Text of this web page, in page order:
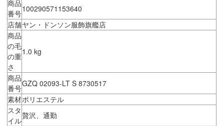
商品
番号100290571153640
店舗ヤン・ドンソン服飾旗艦店
商品
の毛
の重
さ
1.0 kg
商品
番号GZQ 02093-LT S 8730517
素材ポリエステル
スタ
イル
贅沢、通勤